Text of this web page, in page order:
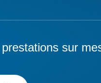
sur